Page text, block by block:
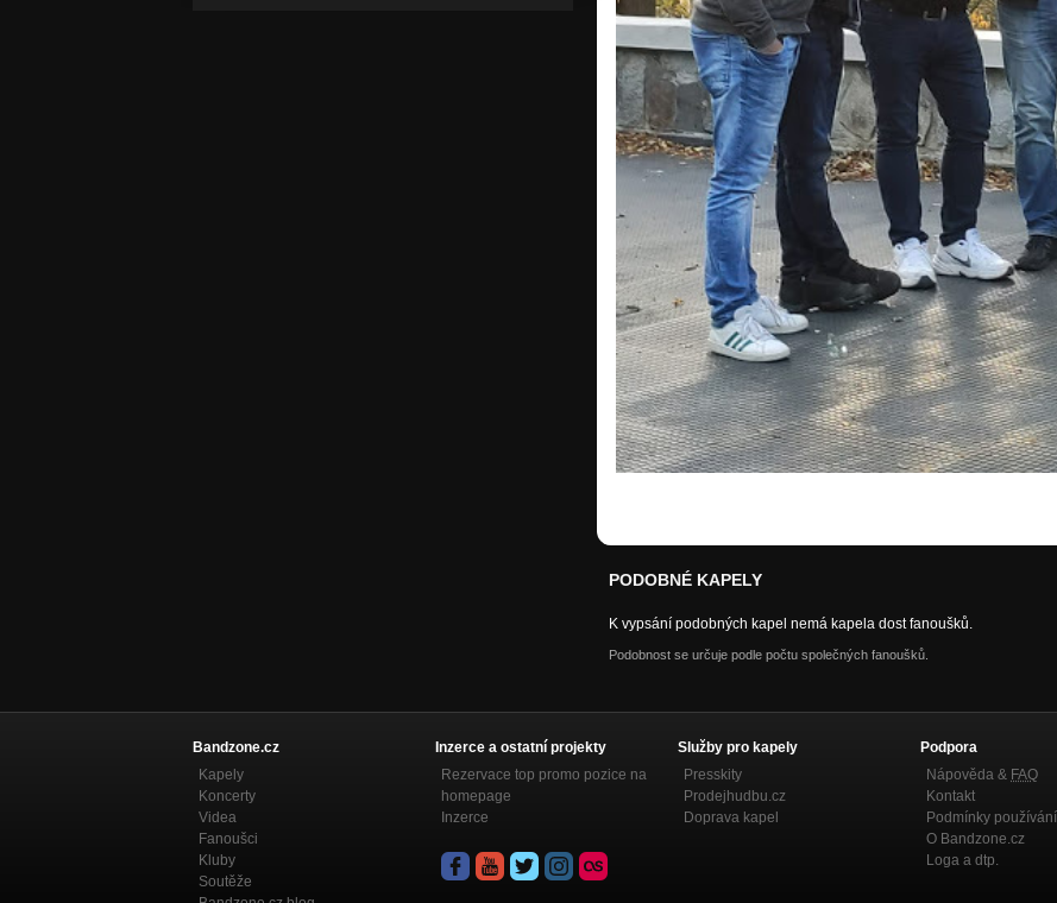
PODOBNÉ KAPELY
K vypsání podobných kapel nemá kapela dost fanoušků.
Podobnost se určuje podle počtu společných fanoušků.
Bandzone.cz
Kapely
Koncerty
Videa
Fanoušci
Kluby
Soutěže
Inzerce a ostatní projekty
Rezervace top promo pozice na
homepage
Inzerce
Služby pro kapely
Presskity
Prodejhudbu.cz
Doprava kapel
Podpora
Nápověda & FAQ
Kontakt
Podmínky používání
O Bandzone.cz
Loga a dtp.